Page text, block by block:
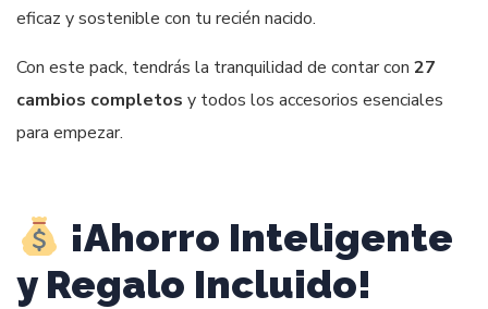
eficaz y sostenible con tu recién nacido.
Con este pack, tendrás la tranquilidad de contar con 27
cambios completos y todos los accesorios esenciales
para empezar.
¡Ahorro Inteligente
y Regalo Incluido!